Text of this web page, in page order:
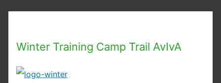
Winter Training Camp Trail AvIvA